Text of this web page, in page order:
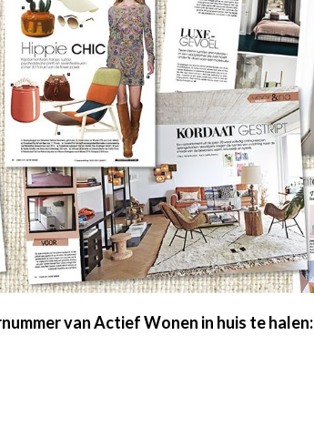
van Actief Wonen in huis te halen: